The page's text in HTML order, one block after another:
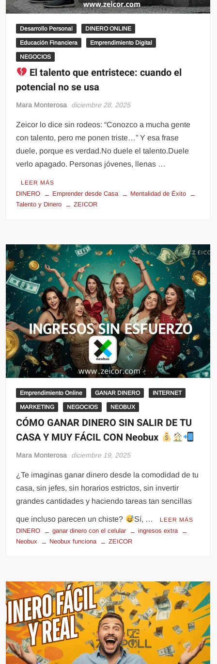
Desarrollo Personal DINERO ONLINE
Educación Financiera Emprendimiento Digital
NEGOCIOS
El talento que entristece: cuando el
potencial no se usa
Mara Monterosa diciembre 28, 2025
Zeicor lo dice sin rodeos: “Conozco a mucha gente
con talento, pero me ponen triste…” Y esa frase
duele, porque es verdad.No duele el talento.Duele
verlo apagado. Personas jóvenes, llenas …
LEER MÁS
DINERO Emprender desde Casa
Mentalidad de Éxito
Talento y Dinero
ZEICOR
Emprendimiento Online GANAR DINERO INTERNET
MARKETING NEGOCIOS NEOBUX
CÓMO GANAR DINERO SIN SALIR DE TU
CASA Y MUY FÁCIL CON Neobux
Mara Monterosa diciembre 19, 2025
¿Te imaginas ganar dinero desde la comodidad de tu
casa, sin jefes, sin horarios estrictos, sin invertir
grandes cantidades y haciendo tareas tan sencillas
que incluso parecen un chiste? Sí, … LEER MÁS
DINERO ganar dinero con el celular
ingresos extra
Neobux
Neobux funciona ZEICOR